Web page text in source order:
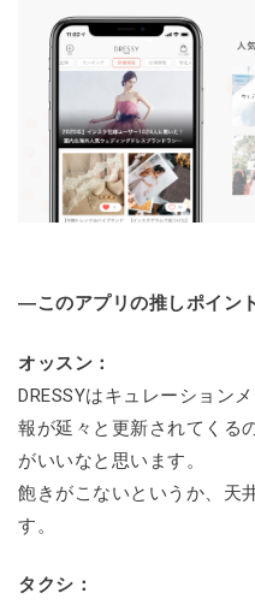
―このアプリの推しポイン
オッスン：
DRESSYはキュレーション
報が延々と更新されてくる
がいいなと思います。
飽きがこないというか、天
す。
タクシ：